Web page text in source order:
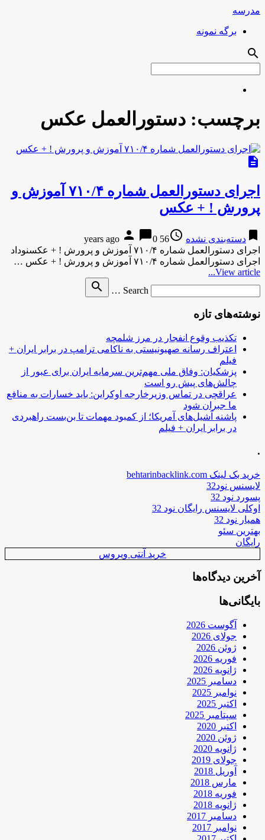
مدرسه
برگه نمونه
search
برچسب: دستورالعمل عکس
description
اجرای دستورالعمل شماره ۷۱۰/۴ آموزش و
پرورش ! + عکس
bookmark دسته‌بندی نشده access_time
56 years ago
person chat_bubble0
اجرای دستورالعمل شماره ۷۱۰/۴ آموزش و پرورش ! + عکسنوداد
اجرای دستورالعمل شماره ۷۱۰/۴ آموزش و پرورش ! + عکس …
View article...
Search …
search
نوشته‌های تازه
تکذیب وقوع انفجار در مرز شلمچه
اعتراف رسانه صهیونیستی به ناکامی ترامپ در برابر ایران +
فیلم
پزشکیان: وفاق ملی مهم‌ترین سرمایه ایران برای عبور از
چالش‌های پیش رو است
عراقچی در تماس وزیرخارجه اوکراین: باید خسارات به منافع
ما جبران شود
پاشنه آشیل‌های آمریکا؛ از کمبود مهمات تا بن‌بست راهبردی
در برابر ایران + فیلم
.
خرید بک لینک behtarinbacklink.com
لایسنس نود32
پسورد نود 32
اوکلی لایسنس رایگان نود 32
همیار نود 32
بهترین سئو
رایگان
خرید آنتی ویروس
آخرین دیدگاه‌ها
بایگانی‌ها
آگوست 2026
جولای 2026
ژوئن 2026
فوریه 2026
ژانویه 2026
دسامبر 2025
نوامبر 2025
اکتبر 2025
سپتامبر 2025
اکتبر 2020
ژوئن 2020
ژانویه 2020
جولای 2019
آوریل 2018
مارس 2018
فوریه 2018
ژانویه 2018
دسامبر 2017
نوامبر 2017